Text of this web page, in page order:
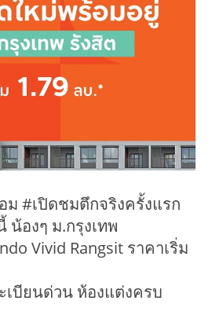
ม #เปิดชมตึกจริงครั้งแรก
น้องๆ ม.กรุงเทพ
Vivid Rangsit ราคาเริ่ม
เบียนด่วน ห้องแต่งครบ